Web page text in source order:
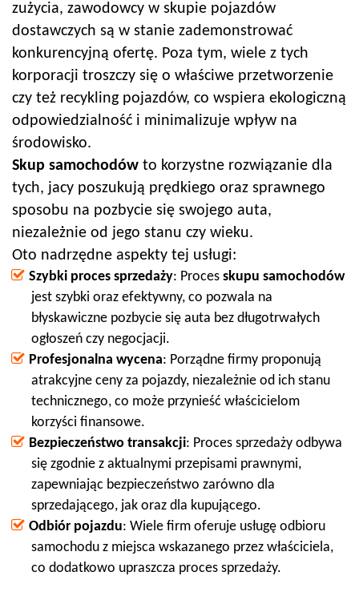
zużycia, zawodowcy w skupie pojazdów
dostawczych są w stanie zademonstrować
konkurencyjną ofertę. Poza tym, wiele z tych
korporacji troszczy się o właściwe przetworzenie
czy też recykling pojazdów, co wspiera ekologiczną
odpowiedzialność i minimalizuje wpływ na
środowisko.
Skup samochodów to korzystne rozwiązanie dla
tych, jacy poszukują prędkiego oraz sprawnego
sposobu na pozbycie się swojego auta,
niezależnie od jego stanu czy wieku.
Oto nadrzędne aspekty tej usługi:
Szybki proces sprzedaży: Proces skupu samochodów
jest szybki oraz efektywny, co pozwala na
błyskawiczne pozbycie się auta bez długotrwałych
ogłoszeń czy negocjacji.
Profesjonalna wycena: Porządne firmy proponują
atrakcyjne ceny za pojazdy, niezależnie od ich stanu
technicznego, co może przynieść właścicielom
korzyści finansowe.
Bezpieczeństwo transakcji: Proces sprzedaży odbywa
się zgodnie z aktualnymi przepisami prawnymi,
zapewniając bezpieczeństwo zarówno dla
sprzedającego, jak oraz dla kupującego.
Odbiór pojazdu: Wiele firm oferuje usługę odbioru
samochodu z miejsca wskazanego przez właściciela,
co dodatkowo upraszcza proces sprzedaży.